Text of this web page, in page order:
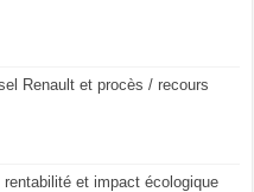
Renault et procès / recours
rentabilité et impact écologique